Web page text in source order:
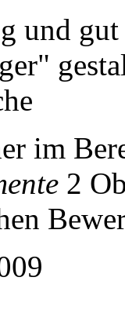
und
im
2